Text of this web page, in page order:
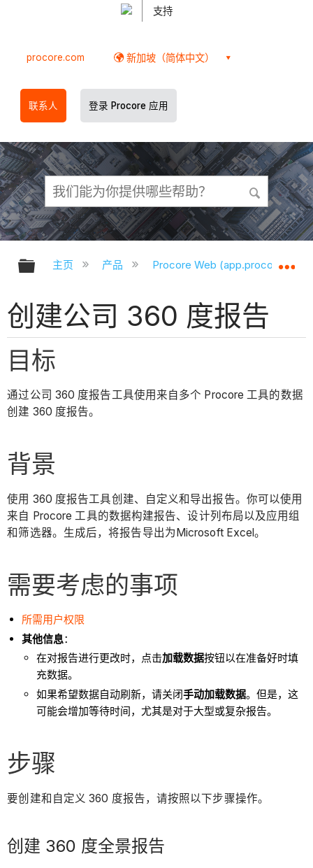
支持
procore.com 新加坡（简体中文）
联系人 登录 Procore 应用
扩展/隐缩全局层次
主页 产品 Procore Web
创建公司 360 度报告
目标
通过公司 360 度报告工具使用来自多个 Procore 工具的数据
创建 360 度报告。
背景
使用 360 度报告工具创建、自定义和导出报告。你可以使用
来自 Procore 工具的数据构建报告、设计列布局以及应用组
和筛选器。生成后，将报告导出为Microsoft Excel。
需要考虑的事项
所需用户权限
其他信息：
在对报告进行更改时，点击加载数据按钮以在准备好时填
充数据。
如果希望数据自动刷新，请关闭手动加载数据。但是，这
可能会增加等待时间，尤其是对于大型或复杂报告。
步骤
要创建和自定义 360 度报告，请按照以下步骤操作。
创建 360 度全景报告